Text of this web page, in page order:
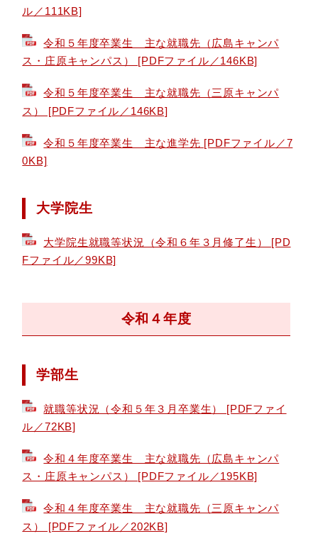
ル／111KB]
令和５年度卒業生 主な就職先（広島キャンパ
ス・庄原キャンパス） [PDFファイル／146KB]
令和５年度卒業生 主な就職先（三原キャンパ
ス） [PDFファイル／146KB]
令和５年度卒業生 主な進学先 [PDFファイル／7
0KB]
大学院生
大学院生就職等状況（令和６年３月修了生） [PD
Fファイル／99KB]
令和４年度
学部生
就職等状況（令和５年３月卒業生） [PDFファイ
ル／72KB]
令和４年度卒業生 主な就職先（広島キャンパ
ス・庄原キャンパス） [PDFファイル／195KB]
令和４年度卒業生 主な就職先（三原キャンパ
ス） [PDFファイル／202KB]